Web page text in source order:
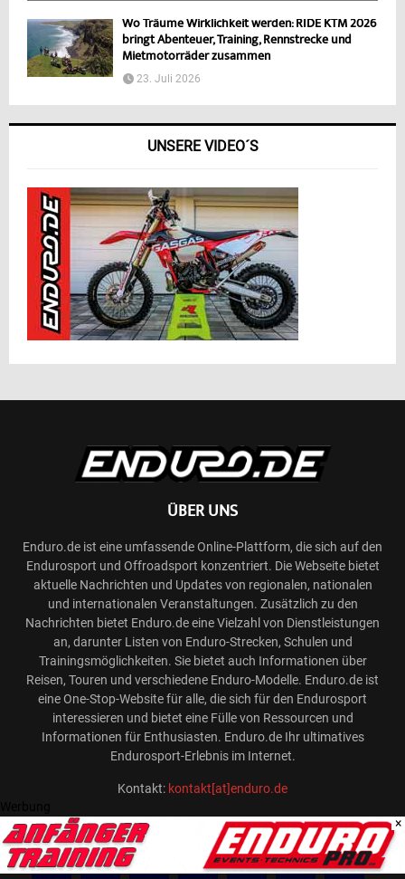
Wo Träume Wirklichkeit werden: RIDE KTM 2026
bringt Abenteuer, Training, Rennstrecke und
Mietmotorräder zusammen
23. Juli 2026
UNSERE VIDEO´S
ÜBER UNS
Enduro.de ist eine umfassende Online-Plattform, die sich auf den
Endurosport und Offroadsport konzentriert. Die Webseite bietet
aktuelle Nachrichten und Updates von regionalen, nationalen
und internationalen Veranstaltungen. Zusätzlich zu den
Nachrichten bietet Enduro.de eine Vielzahl von Dienstleistungen
an, darunter Listen von Enduro-Strecken, Schulen und
Trainingsmöglichkeiten. Sie bietet auch Informationen über
Reisen, Touren und verschiedene Enduro-Modelle. Enduro.de ist
eine One-Stop-Website für alle, die sich für den Endurosport
interessieren und bietet eine Fülle von Ressourcen und
Informationen für Enthusiasten. Enduro.de Ihr ultimatives
Endurosport-Erlebnis im Internet.
Kontakt: kontakt[at]enduro.de
FOLGE UNS
×